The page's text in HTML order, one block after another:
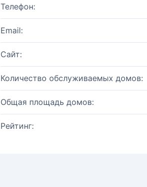
Телефон:
Email:
Сайт:
Количество обслуживаемых домов:
Общая площадь домов:
Рейтинг: